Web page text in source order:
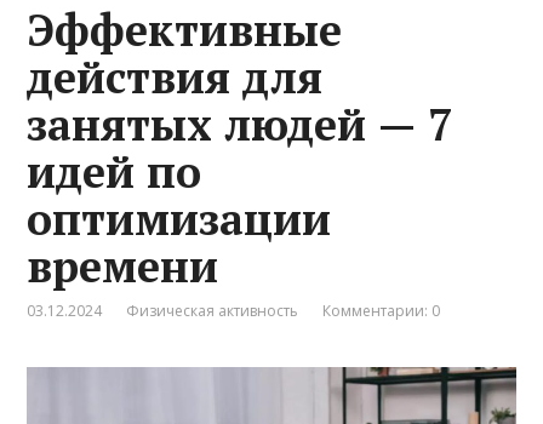
Эффективные
действия для
занятых людей — 7
идей по
оптимизации
времени
03.12.2024 Физическая активность Комментарии: 0